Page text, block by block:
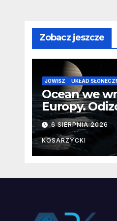
Zobacz jeszcze
JOWISZ UKŁAD
Ocean we
Europy.
przez
barierę
6 SIERPNIA 2026
KOSARZYCKI